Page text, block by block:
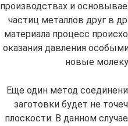
производствах и
частиц металлов друг в
материала процесс
оказания давления
новые
Еще один метод
заготовки будет не
плоскости. В данном